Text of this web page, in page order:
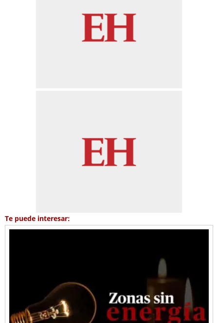
Te puede interesar: